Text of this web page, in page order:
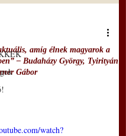
amíg élnek magyarok a
– Budaházy György, Tyirityán
Gábor
watch?